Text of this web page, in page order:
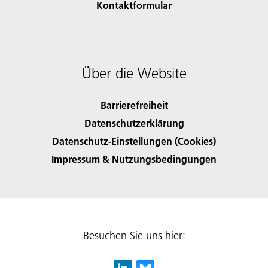
Kontaktformular
Über die Website
Barrierefreiheit
Datenschutzerklärung
Datenschutz-Einstellungen (Cookies)
Impressum & Nutzungsbedingungen
Besuchen Sie uns hier: